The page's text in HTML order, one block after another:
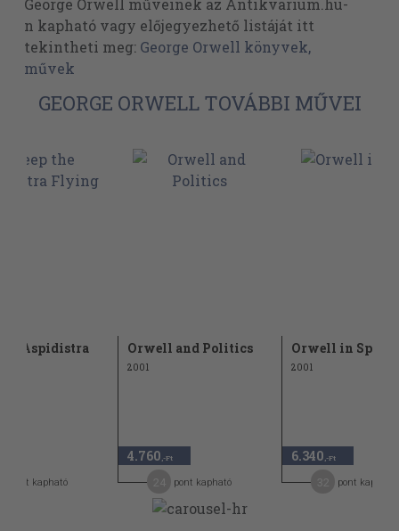
George Orwell műveinek az Antikvarium.hu-
n kapható vagy előjegyezhető listáját itt
tekintheti meg: George Orwell könyvek,
művek
GEORGE ORWELL TOVÁBBI MŰVEI
Aspidistra
pont kapható
Orwell and Politics
2001
4.760 ,-Ft
pont kapható
Orwell in Spain
2001
6.340 ,-Ft
pont kapható